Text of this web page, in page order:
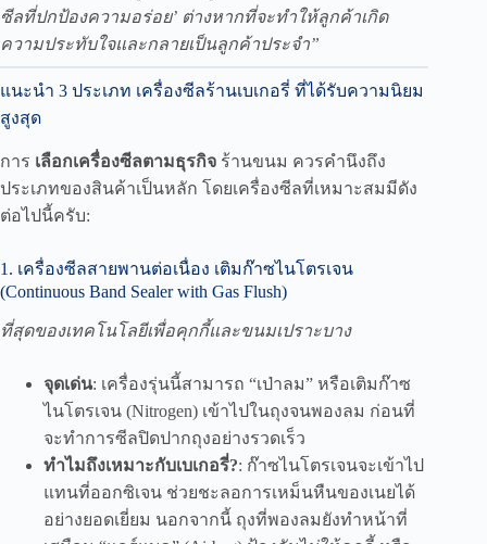
ซีลที่ปกป้องความอร่อย’ ต่างหากที่จะทำให้ลูกค้าเกิด
ความประทับใจและกลายเป็นลูกค้าประจำ”
แนะนำ 3 ประเภท เครื่องซีลร้านเบเกอรี่ ที่ได้รับความนิยม
สูงสุด
การ เลือกเครื่องซีลตามธุรกิจ ร้านขนม ควรคำนึงถึง
ประเภทของสินค้าเป็นหลัก โดยเครื่องซีลที่เหมาะสมมีดัง
ต่อไปนี้ครับ:
1. เครื่องซีลสายพานต่อเนื่อง เติมก๊าซไนโตรเจน
(Continuous Band Sealer with Gas Flush)
ที่สุดของเทคโนโลยีเพื่อคุกกี้และขนมเปราะบาง
จุดเด่น: เครื่องรุ่นนี้สามารถ “เป่าลม” หรือเติมก๊าซ
ไนโตรเจน (Nitrogen) เข้าไปในถุงจนพองลม ก่อนที่
จะทำการซีลปิดปากถุงอย่างรวดเร็ว
ทำไมถึงเหมาะกับเบเกอรี่?: ก๊าซไนโตรเจนจะเข้าไป
แทนที่ออกซิเจน ช่วยชะลอการเหม็นหืนของเนยได้
อย่างยอดเยี่ยม นอกจากนี้ ถุงที่พองลมยังทำหน้าที่